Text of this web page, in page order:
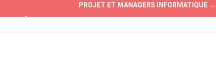
PROJET ET MANAGERS INFORMATIQUE →